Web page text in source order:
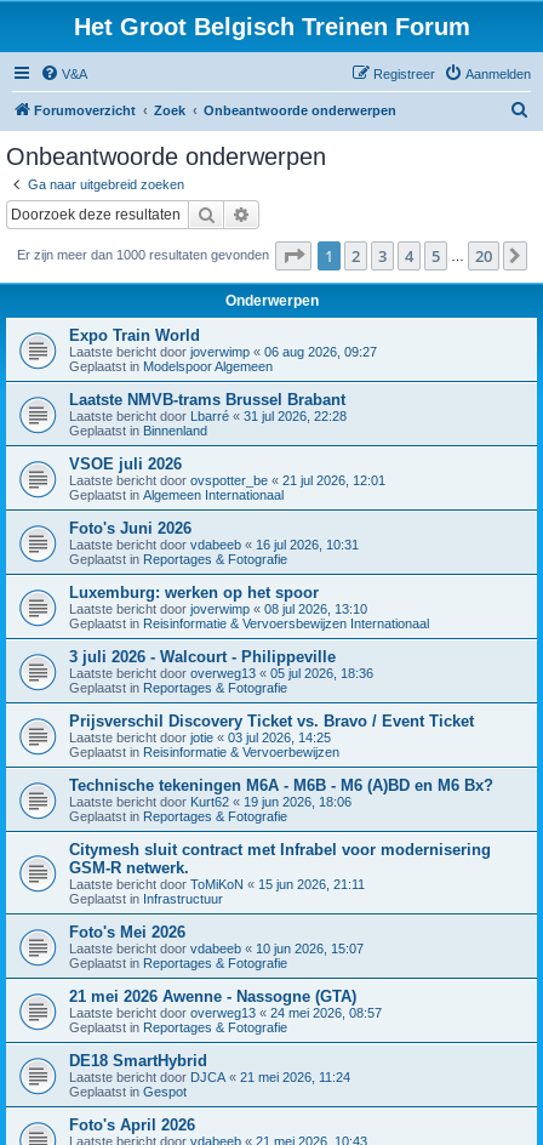
Het Groot Belgisch Treinen Forum
V&A Aanmelden
Registreer
Forumoverzicht Zoek Onbeantwoorde onderwerpen
Onbeantwoorde onderwerpen
Ga naar uitgebreid zoeken
Zoek
Er zijn meer dan 1000 resultaten gevonden Pagina van 20
1 2 3 4 5 20
Onderwerpen
Expo Train World
Laatste bericht door joverwimp « 06 aug 2026, 09:27
Geplaatst in Modelspoor Algemeen
Laatste NMVB-trams Brussel Brabant
Laatste bericht door Lbarré « 31 jul 2026, 22:28
Geplaatst in Binnenland
VSOE juli 2026
Laatste bericht door ovspotter_be « 21 jul 2026, 12:01
Geplaatst in Algemeen Internationaal
Foto's Juni 2026
Laatste bericht door vdabeeb « 16 jul 2026, 10:31
Geplaatst in Reportages & Fotografie
Luxemburg: werken op het spoor
Laatste bericht door joverwimp « 08 jul 2026, 13:10
Geplaatst in Reisinformatie & Vervoersbewijzen Internationaal
3 juli 2026 - Walcourt - Philippeville
Laatste bericht door overweg13 « 05 jul 2026, 18:36
Geplaatst in Reportages & Fotografie
Prijsverschil Discovery Ticket vs. Bravo / Event Ticket
Laatste bericht door jotie « 03 jul 2026, 14:25
Geplaatst in Reisinformatie & Vervoerbewijzen
Technische tekeningen M6A - M6B - M6 (A)BD en M6 Bx?
Laatste bericht door Kurt62 « 19 jun 2026, 18:06
Geplaatst in Reportages & Fotografie
Citymesh sluit contract met Infrabel voor modernisering
GSM-R netwerk.
Laatste bericht door ToMiKoN « 15 jun 2026, 21:11
Geplaatst in Infrastructuur
Foto's Mei 2026
Laatste bericht door vdabeeb « 10 jun 2026, 15:07
Geplaatst in Reportages & Fotografie
21 mei 2026 Awenne - Nassogne (GTA)
Laatste bericht door overweg13 « 24 mei 2026, 08:57
Geplaatst in Reportages & Fotografie
DE18 SmartHybrid
Laatste bericht door DJCA « 21 mei 2026, 11:24
Geplaatst in Gespot
Foto's April 2026
Laatste bericht door vdabeeb « 21 mei 2026, 10:43